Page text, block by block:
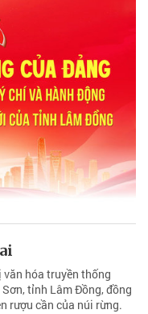
hóa truyền thống
tỉnh Lâm Đồng, đồng
rượu cần của núi rừng.